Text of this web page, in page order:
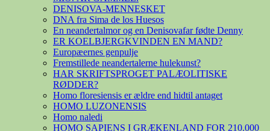
DENISOVA-MENNESKET
DNA fra Sima de los Huesos
En neandertalmor og en Denisovafar fødte Denny
ER KOELBJERGKVINDEN EN MAND?
Europæernes genpulje
Fremstillede neandertalerne hulekunst?
HAR SKRIFTSPROGET PALÆOLITISKE
RØDDER?
Homo floresiensis er ældre end hidtil antaget
HOMO LUZONENSIS
Homo naledi
HOMO SAPIENS I GRÆKENLAND FOR 210.000